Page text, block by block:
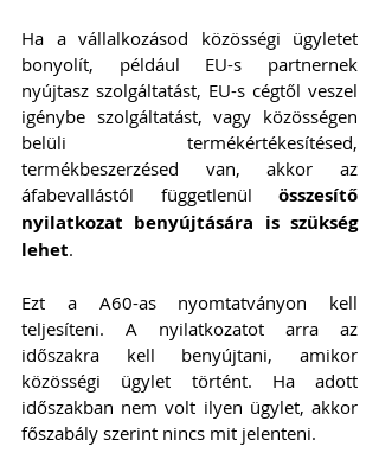
Ha a vállalkozásod közösségi ügyletet
bonyolít, például EU-s partnernek
nyújtasz szolgáltatást, EU-s cégtől veszel
igénybe szolgáltatást, vagy közösségen
belüli termékértékesítésed,
termékbeszerzésed van, akkor az
áfabevallástól függetlenül összesítő
nyilatkozat benyújtására is szükség
lehet.
Ezt a A60-as nyomtatványon kell
teljesíteni. A nyilatkozatot arra az
időszakra kell benyújtani, amikor
közösségi ügylet történt. Ha adott
időszakban nem volt ilyen ügylet, akkor
főszabály szerint nincs mit jelenteni.